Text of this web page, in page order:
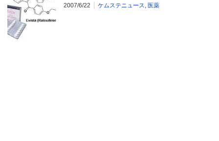
2007/6/22 ケムステニュース, 医薬